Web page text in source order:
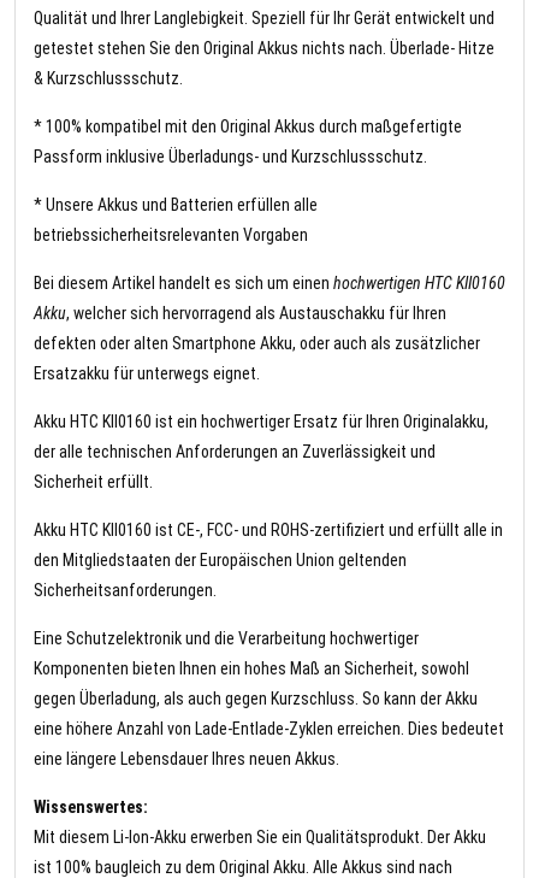
Qualität und Ihrer Langlebigkeit. Speziell für Ihr Gerät entwickelt und
getestet stehen Sie den Original Akkus nichts nach. Überlade- Hitze
& Kurzschlussschutz.
* 100% kompatibel mit den Original Akkus durch maßgefertigte
Passform inklusive Überladungs- und Kurzschlussschutz.
* Unsere Akkus und Batterien erfüllen alle
betriebssicherheitsrelevanten Vorgaben
Bei diesem Artikel handelt es sich um einen hochwertigen HTC KII0160
Akku, welcher sich hervorragend als Austauschakku für Ihren
defekten oder alten Smartphone Akku, oder auch als zusätzlicher
Ersatzakku für unterwegs eignet.
Akku HTC KII0160 ist ein hochwertiger Ersatz für Ihren Originalakku,
der alle technischen Anforderungen an Zuverlässigkeit und
Sicherheit erfüllt.
Akku HTC KII0160 ist CE-, FCC- und ROHS-zertifiziert und erfüllt alle in
den Mitgliedstaaten der Europäischen Union geltenden
Sicherheitsanforderungen.
Eine Schutzelektronik und die Verarbeitung hochwertiger
Komponenten bieten Ihnen ein hohes Maß an Sicherheit, sowohl
gegen Überladung, als auch gegen Kurzschluss. So kann der Akku
eine höhere Anzahl von Lade-Entlade-Zyklen erreichen. Dies bedeutet
eine längere Lebensdauer Ihres neuen Akkus.
Wissenswertes:
Mit diesem Li-Ion-Akku erwerben Sie ein Qualitätsprodukt. Der Akku
ist 100% baugleich zu dem Original Akku. Alle Akkus sind nach